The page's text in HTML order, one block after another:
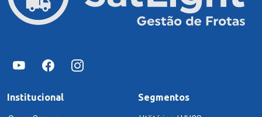
Institucional Segmentos